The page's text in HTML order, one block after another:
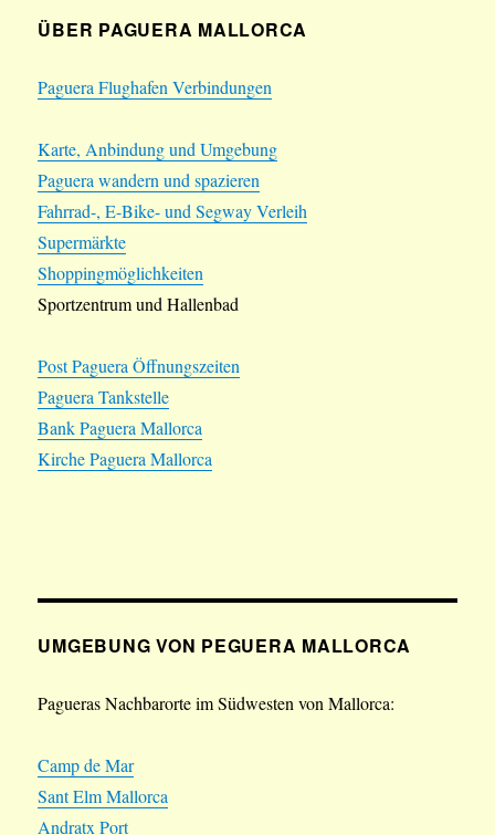
ÜBER PAGUERA MALLORCA
Paguera Flughafen Verbindungen
Karte, Anbindung und Umgebung
Paguera wandern und spazieren
Fahrrad-, E-Bike- und Segway Verleih
Supermärkte
Shoppingmöglichkeiten
Sportzentrum und Hallenbad
Post Paguera Öffnungszeiten
Paguera Tankstelle
Bank Paguera Mallorca
Kirche Paguera Mallorca
UMGEBUNG VON PEGUERA MALLORCA
Pagueras Nachbarorte im Südwesten von Mallorca:
Camp de Mar
Sant Elm Mallorca
Andratx Port